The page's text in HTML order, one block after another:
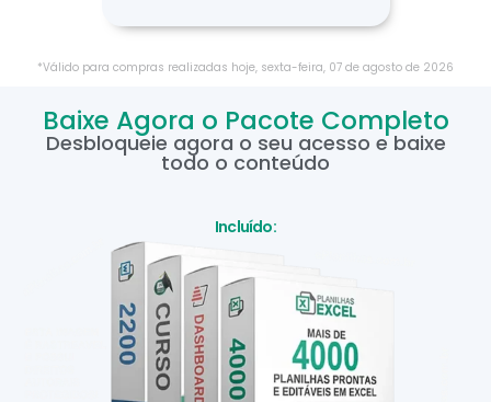
*Válido para compras realizadas hoje, sexta-feira, 07 de agosto de 2026
Baixe Agora o Pacote Completo
Desbloqueie agora o seu acesso e baixe
todo o conteúdo
Incluído: